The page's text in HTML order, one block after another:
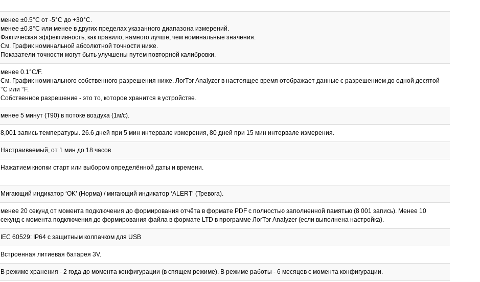
менее ±0.5°C от -5°C до +30°C.
менее ±0.8°C или менее в других пределах указанного диапазона измерений.
Фактическая эффективность, как правило, намного лучше, чем номинальные значения.
См. График номинальной абсолютной точности ниже.
Показатели точности могут быть улучшены путем повторной калибровки.
менее 0.1°C/F.
См. График номинального собственного разрешения ниже. ЛогТэг Analyzer в настоящее время отображает данные с разрешением до одной десятой
°C или °F.
Собственное разрешение - это то, которое хранится в устройстве.
менее 5 минут (T90) в потоке воздуха (1м/с).
8,001 запись температуры. 26.6 дней при 5 мин интервале измерения, 80 дней при 15 мин интервале измерения.
Настраиваемый, от 1 мин до 18 часов.
Нажатием кнопки старт или выбором определённой даты и времени.
Мигающий индикатор ‘OK’ (Норма) / мигающий индикатор ‘ALERT’ (Тревога).
менее 20 секунд от момента подключения до формирования отчёта в формате PDF с полностью заполненной памятью (8 001 запись). Менее 10
секунд с момента подключения до формирования файла в формате LTD в программе ЛогТэг Analyzer (если выполнена настройка).
IEC 60529: IP64 c защитным колпачком для USB
Встроенная литиевая батарея 3V.
В режиме хранения - 2 года до момента конфигурации (в спящем режиме). В режиме работы - 6 месяцев с момента конфигурации.